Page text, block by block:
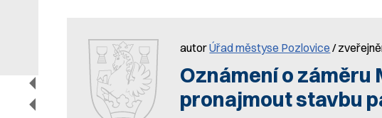
autorÚřad městyse Pozlovice /
Oznámení o
pronajmout stavbu